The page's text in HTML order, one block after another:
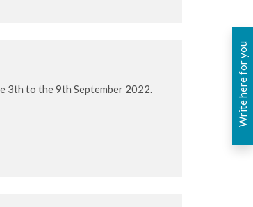
Write here for you
3th to the 9th September 2022.